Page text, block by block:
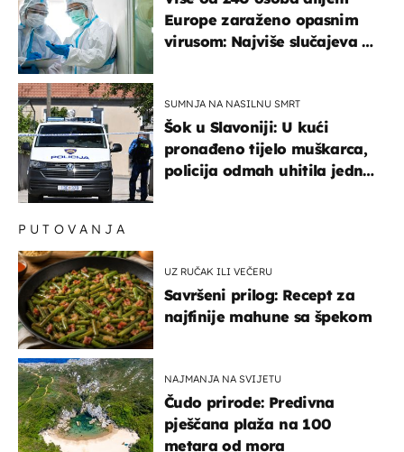
Europe zaraženo opasnim
virusom: Najviše slučajeva u
SUMNJA NA NASILNU SMRT
Šok u Slavoniji: U kući
pronađeno tijelo muškarca,
policija odmah uhitila jednu
PUTOVANJA
UZ RUČAK ILI VEČERU
Savršeni prilog: Recept za
najfinije mahune sa špekom
NAJMANJA NA SVIJETU
Čudo prirode: Predivna
pješčana plaža na 100
metara od mora